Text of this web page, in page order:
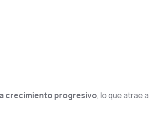
crecimiento progresivo, lo que atrae a